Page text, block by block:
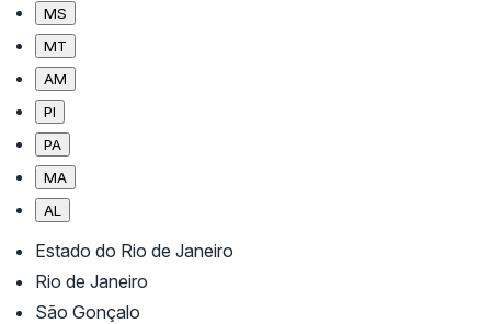
MS
MT
AM
PI
PA
MA
AL
Estado do Rio de Janeiro
Rio de Janeiro
São Gonçalo